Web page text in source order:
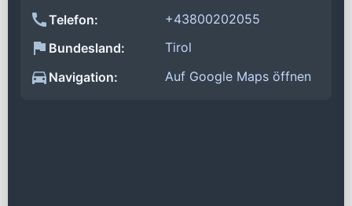
Telefon:
+43800202055
Bundesland:
Tirol
Navigation:
Auf Google Maps öffnen